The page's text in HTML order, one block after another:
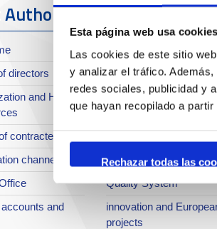
Esta página web usa cookies
Las cookies de este sitio
y analizar el tráfico.
redes sociales, publicidad y
que hayan recopilado a
Rechazar todas las
Authority
directors
and Human
contractee
channel
and
The Port
About the Port
Location or Access
Strategic planning
Integral safety
Quality System
innovation and
projects